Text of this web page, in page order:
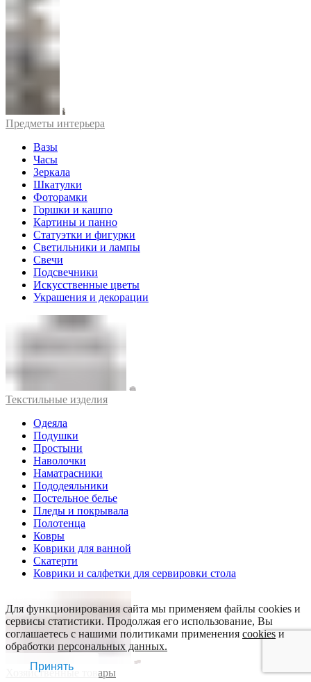
Предметы интерьера
Вазы
Часы
Зеркала
Шкатулки
Фоторамки
Горшки и кашпо
Картины и панно
Статуэтки и фигурки
Светильники и лампы
Свечи
Подсвечники
Искусственные цветы
Украшения и декорации
Текстильные изделия
Одеяла
Подушки
Простыни
Наволочки
Наматрасники
Пододеяльники
Постельное белье
Пледы и покрывала
Полотенца
Ковры
Коврики для ванной
Скатерти
Коврики и салфетки для сервировки стола
Хозяйственные товары
Для функционирования сайта мы применяем файлы cookies и
сервисы статистики. Продолжая его использование, Вы
соглашаетесь с нашими политиками применения cookiesи
обработки персональных данных.
Принять